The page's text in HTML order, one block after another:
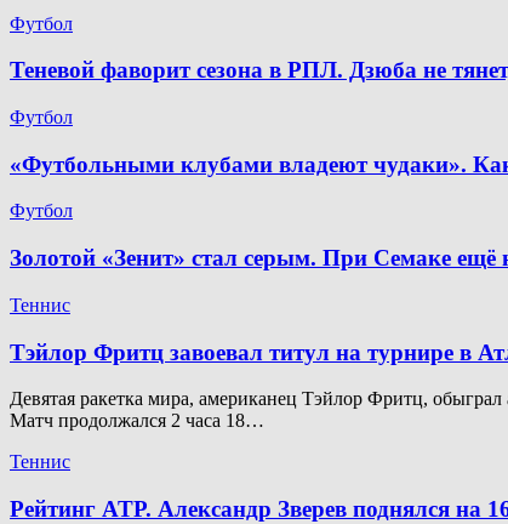
Футбол
Теневой фаворит сезона в РПЛ. Дзюба не
Футбол
«Футбольными клубами владеют чудаки».
Футбол
Золотой «Зенит» стал серым. При Семаке ещё
Теннис
Тэйлор Фритц завоевал титул на турнире в
Девятая ракетка мира, американец Тэйлор Фритц,
Матч продолжался 2 часа 18…
Теннис
Рейтинг ATP. Александр Зверев поднялся на